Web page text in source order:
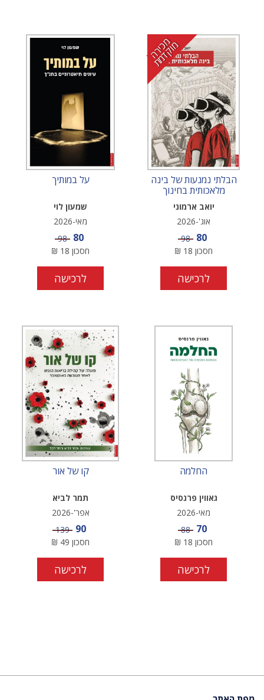
מ
כ
י
ר
ה
מ
ו
ק
ד
מ
ת
הבלתי נמנעות של בינה
מלאכותית בחינוך
יואב ארמוני
אוג'-2026
מחיר מבצע
80 מחיר
98
חסכון 18
₪
לרכישה
על במותיך
שמעון לוי
מאי-2026
מחיר מבצע
80 מחיר
98
חסכון 18
₪
לרכישה
החלמה
גאווין פרנסיס
מאי-2026
מחיר מבצע
70 מחיר
88
חסכון 18
₪
לרכישה
קו של אור
תמר לביא
אפר'-2026
מחיר מבצע
90 מחיר
139
חסכון 49
₪
לרכישה